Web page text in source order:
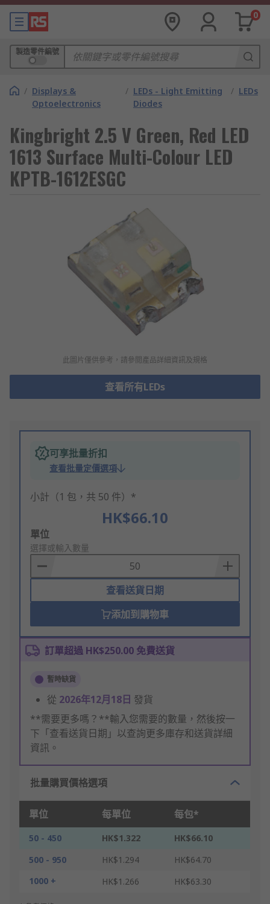
0
製造零件編號
/ Displays &
Optoelectronics
/ LEDs - Light Emitting
Diodes
/ LEDs
Kingbright 2.5 V Green, Red LED
1613 Surface Multi-Colour LED
KPTB-1612ESGC
此圖片僅供參考，請參閲產品詳細資訊及規格
查看所有LEDs
可享批量折扣
查看批量定價選項
小計（1 包，共 50 件）*
HK$66.10
Add
to
Basket
單位
選擇或輸入數量
查看送貨日期
添加到購物車
訂單超過 HK$250.00 免費送貨
暫時缺貨
從 2026年12月18日 發貨
**需要更多嗎？**輸入您需要的數量，然後按一
下「查看送貨日期」以查詢更多庫存和送貨詳細
資訊。
批量購買價格選項
單位 每單位 每包*
50 - 450 HK$1.322
HK$66.10
500 - 950
HK$1.294
HK$64.70
1000 +
HK$1.266 HK$63.30